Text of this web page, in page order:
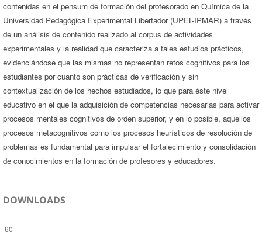
contenidas en el pensum de formación del profesorado en Química de la
Universidad Pedagógica Experimental Libertador (UPEL-IPMAR) a través
de un análisis de contenido realizado al corpus de actividades
experimentales y la realidad que caracteriza a tales estudios prácticos,
evidenciándose que las mismas no representan retos cognitivos para los
estudiantes por cuanto son prácticas de verificación y sin
contextualización de los hechos estudiados, lo que para éste nivel
educativo en el que la adquisición de competencias necesarias para activar
procesos mentales cognitivos de orden superior, y en lo posible, aquellos
procesos metacognitivos como los procesos heurísticos de resolución de
problemas es fundamental para impulsar el fortalecimiento y consolidación
de conocimientos en la formación de profesores y educadores.
DOWNLOADS